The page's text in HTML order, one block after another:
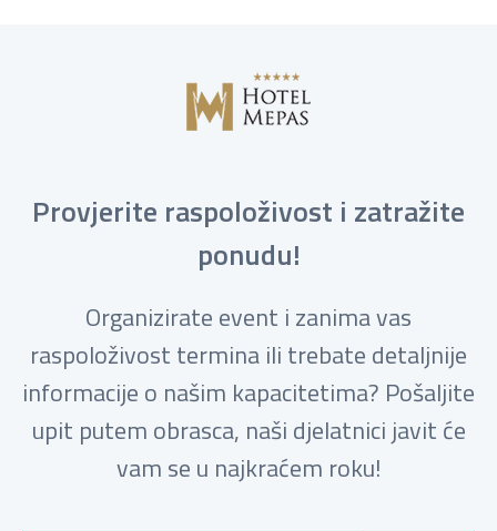
Provjerite raspoloživost i zatražite
ponudu!
Organizirate event i zanima vas
raspoloživost termina ili trebate detaljnije
informacije o našim kapacitetima? Pošaljite
upit putem obrasca, naši djelatnici javit će
vam se u najkraćem roku!